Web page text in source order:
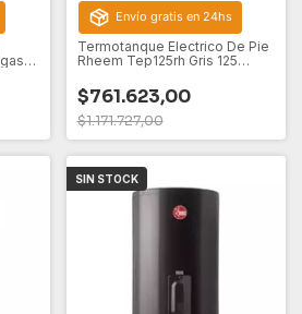
Envío gratis en 24hs
Termotanque Electrico De Pie
Rheem Tep125rh Gris 125
$761.623,00
$1.171.727,00
SIN STOCK